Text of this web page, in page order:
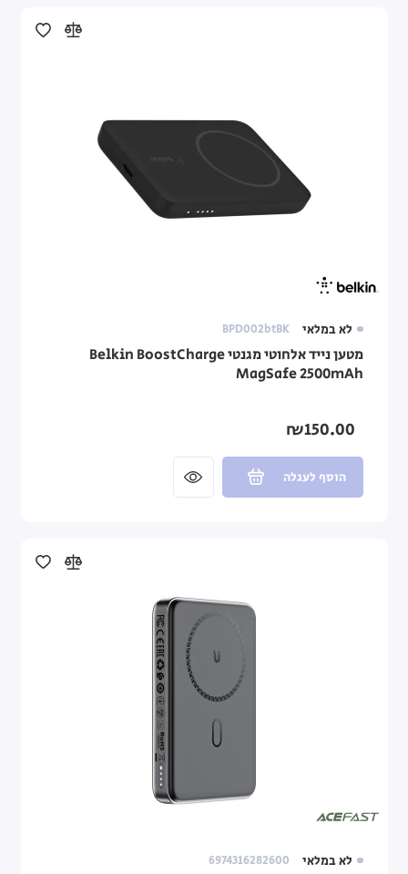
לא במלאי BPD002btBK
מטען נייד אלחוטי מגנטי Belkin BoostCharge
MagSafe 2500mAh
₪150.00
הוסף לעגלה
לא במלאי 6974316282600